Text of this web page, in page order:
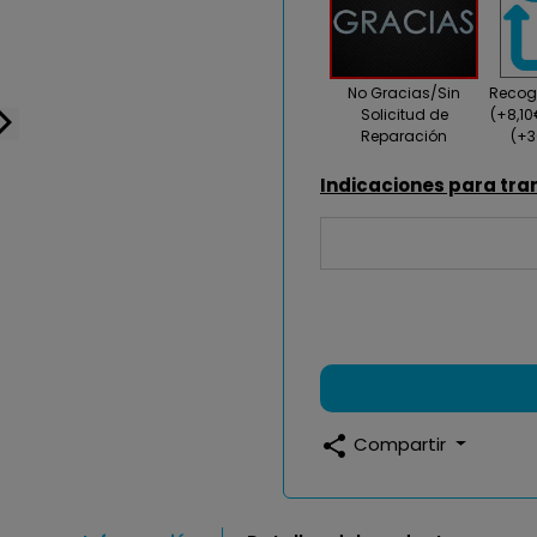
No Gracias/Sin
Solicitud de
Reparación
Indicaciones para
share Compartir